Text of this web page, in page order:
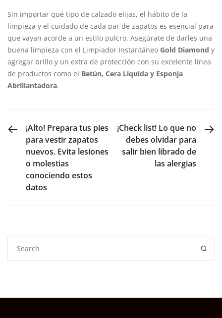
Sin importar qué tipo de calzado elijas, el hábito de la
limpieza y el cuidado de cada par de zapatos es esencial para
que vayan acorde a un estilo pulcro. Asegúrate de darles una
buena limpieza con el Limpiador Instantáneo Gold Diamond y
agregar brillo y un extra de protección con su excelente línea
de productos como el Betún, Cera Líquida y Esponja
Abrillantadora.
PREVIOUS POST
¡Alto! Prepara tus pies
para vestir zapatos
nuevos. Evita lesiones
o molestias
conociendo estos
datos
NEXT POST
¡Check list! Lo que no
debes olvidar para
salir bien librado de
las alergias